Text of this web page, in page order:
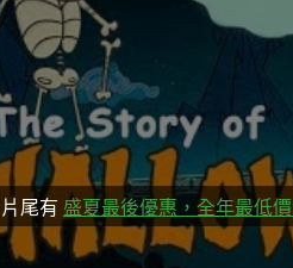
片尾有 盛夏最後優惠，全年最低價